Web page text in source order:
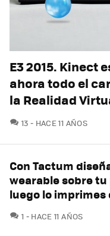
E3 2015. Kinect
ahora todo el
la Realidad
13 COMENTARIOS
HACE 11 AÑOS
Con Tactum
wearable sobre tu
luego lo imprimes
1 COMENTARIOS
HACE 11 AÑOS